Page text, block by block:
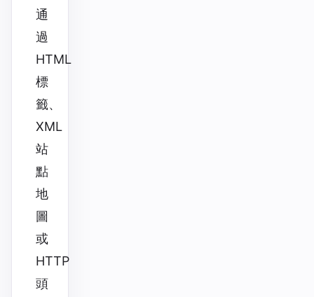
通
過
HTML
標
籤、
XML
站
點
地
圖
或
HTTP
頭